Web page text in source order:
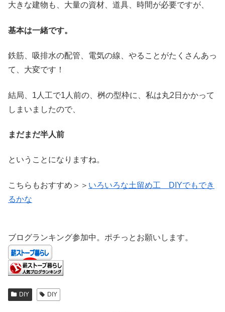
大きな建物も、大量の資材、道具、時間が必要ですが、
基本は一緒です。
鉄筋、吸排水の配管、電気の線、やることがたくさんあっ
て、大変です！
結局、1人工で1人前の、桝の型枠に、私は丸2日かかって
しまいましたので、
まだまだ半人前
ということになりますね。
こちらもおすすめ＞＞ いろいろな土留め工 DIYでもでき
るかな
ブログランキング参加中。ポチっとお願いします。
DIY DIY